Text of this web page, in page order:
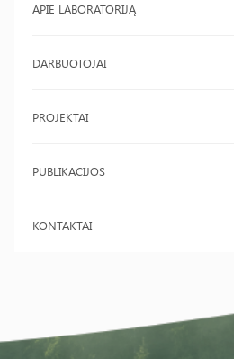
APIE LABORATORIJĄ
DARBUOTOJAI
PROJEKTAI
PUBLIKACIJOS
KONTAKTAI